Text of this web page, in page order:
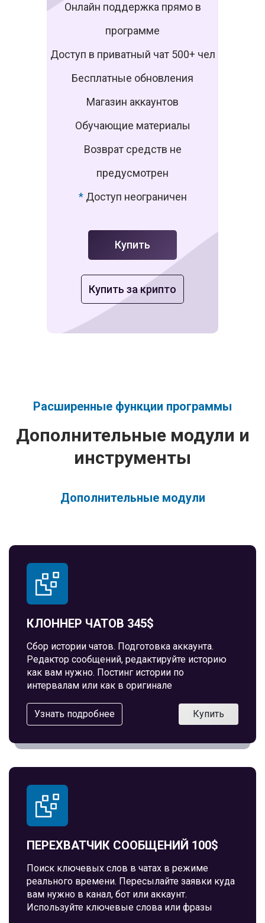
Онлайн поддержка прямо в
программе
Доступ в приватный чат 500+ чел
Бесплатные обновления
Магазин аккаунтов
Обучающие материалы
Возврат средств не
предусмотрен
*Доступ неограничен
Купить
Купить за крипто
Расширенные функции программы
Дополнительные модули и
инструменты
Дополнительные модули
КЛОННЕР ЧАТОВ 345$
Сбор истории чатов. Подготовка аккаунта.
Редактор сообщений, редактируйте историю
как вам нужно. Постинг истории по
интервалам или как в оригинале
Узнать подробнее Купить
ПЕРЕХВАТЧИК СООБЩЕНИЙ 100$
Поиск ключевых слов в чатах в режиме
реального времени. Пересылайте заявки куда
вам нужно в канал, бот или аккаунт.
Используйте ключевые слова или фразы